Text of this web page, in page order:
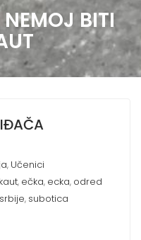
BITI
, Učenici
, ečka, ecka, odred
, subotica